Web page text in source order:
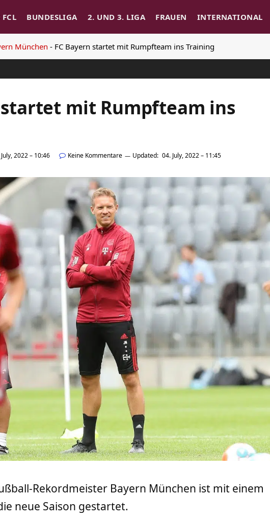
FCL BUNDESLIGA 2. UND 3. LIGA FRAUEN INTERNATIONAL
München - FC Bayern startet mit Rumpfteam ins Training
startet mit Rumpfteam ins
2022 – 10:46 Keine Kommentare Updated: 04. July, 2022 – 11:45
Rekordmeister Bayern München ist mit einem
neue Saison gestartet.